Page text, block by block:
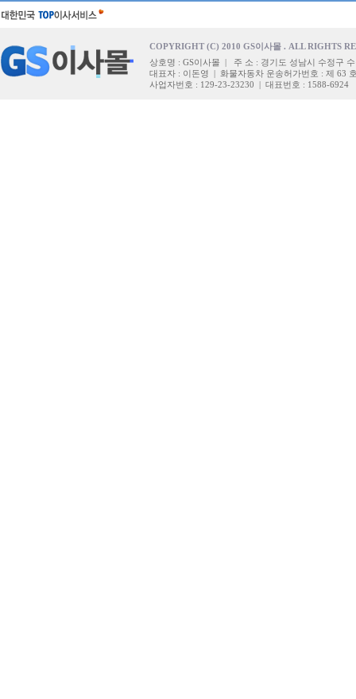
COPYRIGHT (C) 2010 GS이사몰 . ALL RIGHTS
상호명 : GS이사몰 | 주 소 : 경기도 성남시 수정구
대표자 : 이돈영 | 화물자동차 운송허가번호 : 제 63
사업자번호 : 129-23-23230 | 대표번호 : 1588-6924